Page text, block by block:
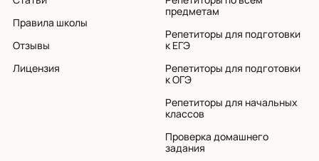
Правила школы
Отзывы
Лицензия
предметам
Репетиторы для подготовки
к ЕГЭ
Репетиторы для подготовки
к ОГЭ
Репетиторы для начальных
классов
Проверка домашнего
задания